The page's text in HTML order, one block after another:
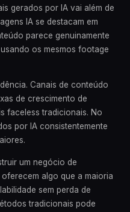
gerados por IA vai além de
IA se destacam em
parece genuinamente
os mesmos footage
Canais de conteúdo
de crescimento de
faceless tradicionais. No
por IA consistentemente
um negócio de
algo que a maioria
sem perda de
tradicionais pode